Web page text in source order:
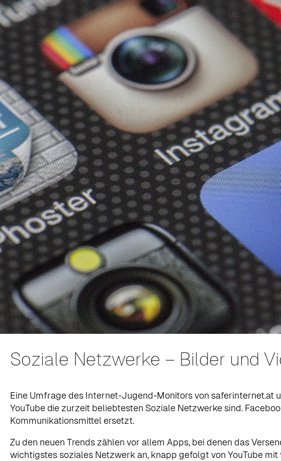
Soziale Netzwerke – Bilder und
Eine Umfrage des Internet-Jugend-Monitors von saferinternet.at
YouTube die zurzeit beliebtesten Soziale Netzwerke sind.
Kommunikationsmittel ersetzt.
Zu den neuen Trends zählen vor allem Apps, bei denen das
wichtigstes soziales Netzwerk an, knapp gefolgt von YouTube